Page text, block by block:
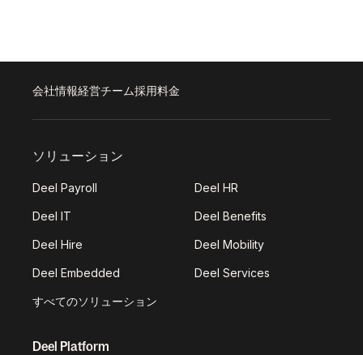
会社情報経営チーム採用料金
ソリューション
Deel Payroll Deel HR
Deel IT Deel Benefits
Deel Hire Deel Mobility
Deel Embedded Deel Services
すべてのソリューション
Deel Platform